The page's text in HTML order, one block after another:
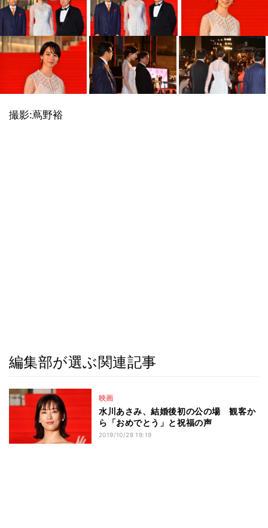
撮影:蔦野裕
編集部が選ぶ関連記事
映画
水川あさみ、結婚後初の公の場 観客か
ら「おめでとう」と祝福の声
2019/10/28 19:19